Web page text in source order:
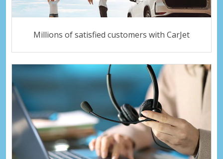
Millions of satisfied customers with CarJet